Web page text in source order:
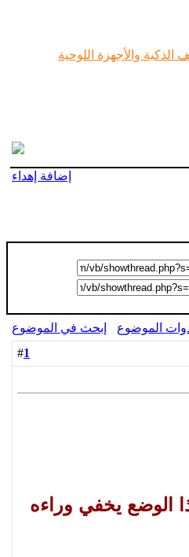
الذكية والأجهزة اللوحية
إضافة إهداء
الموضوع
إبحث في الموضوع
1
الوضع يخفي وراءه